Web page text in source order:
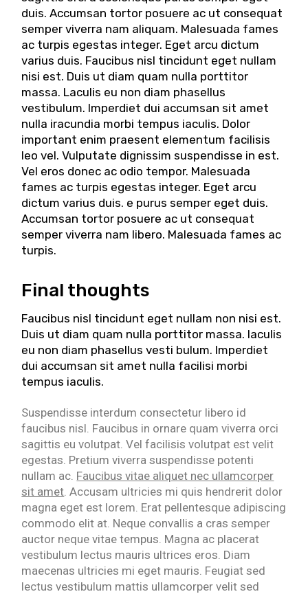
duis. Accumsan tortor posuere ac ut consequat
semper viverra nam aliquam. Malesuada fames
ac turpis egestas integer. Eget arcu dictum
varius duis. Faucibus nisl tincidunt eget nullam
nisi est. Duis ut diam quam nulla porttitor
massa. Laculis eu non diam phasellus
vestibulum. Imperdiet dui accumsan sit amet
nulla iracundia morbi tempus iaculis. Dolor
important enim praesent elementum facilisis
leo vel. Vulputate dignissim suspendisse in est.
Vel eros donec ac odio tempor. Malesuada
fames ac turpis egestas integer. Eget arcu
dictum varius duis. e purus semper eget duis.
Accumsan tortor posuere ac ut consequat
semper viverra nam libero. Malesuada fames ac
turpis.
Final thoughts
Faucibus nisl tincidunt eget nullam non nisi est.
Duis ut diam quam nulla porttitor massa. Iaculis
eu non diam phasellus vesti bulum. Imperdiet
dui accumsan sit amet nulla facilisi morbi
tempus iaculis.
Suspendisse interdum consectetur libero id
faucibus nisl. Faucibus in ornare quam viverra orci
sagittis eu volutpat. Vel facilisis volutpat est velit
egestas. Pretium viverra suspendisse potenti
nullam ac. Faucibus vitae aliquet nec ullamcorper
sit amet . Accusam ultricies mi quis hendrerit dolor
magna eget est lorem. Erat pellentesque adipiscing
commodo elit at. Neque convallis a cras semper
auctor neque vitae tempus. Magna ac placerat
vestibulum lectus mauris ultrices eros. Diam
maecenas ultricies mi eget mauris. Feugiat sed
lectus vestibulum mattis ullamcorper velit sed